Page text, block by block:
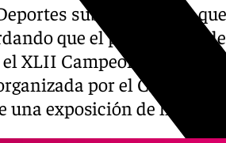
subraya el auge
que el pasado mes
el XLII Campeonato
por el Club La
una exposición de hasta